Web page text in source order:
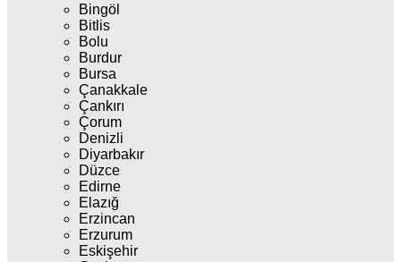
Bingöl
Bitlis
Bolu
Burdur
Bursa
Çanakkale
Çankırı
Çorum
Denizli
Diyarbakır
Düzce
Edirne
Elazığ
Erzincan
Erzurum
Eskişehir